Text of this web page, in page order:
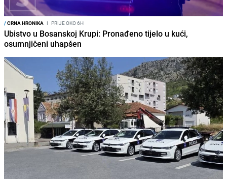
/CRNA HRONIKA I PRIJE OKO 6H
Ubistvo u Bosanskoj Krupi: Pronađeno tijelo u kući,
osumnjičeni uhapšen